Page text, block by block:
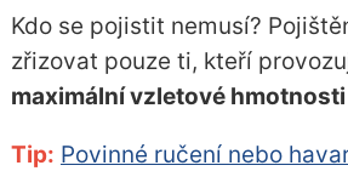
Kdo se pojistit nemusí?
zřizovat pouze ti, kteří
maximální vzletové
Tip: Povinné ručení nebo